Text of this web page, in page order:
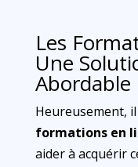
Les
Une
Abordable
Heureusement,
formations en
aider à acquérir